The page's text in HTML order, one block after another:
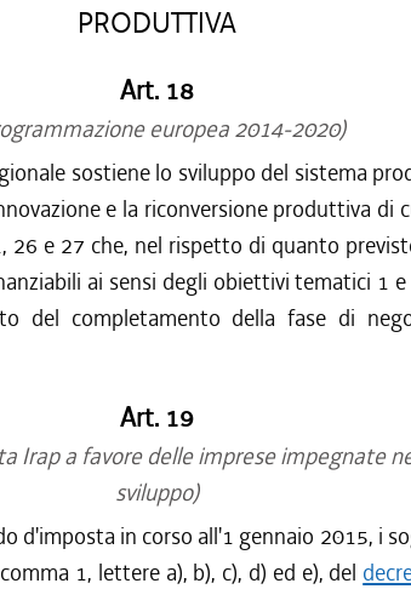
2015
2015
2015
2015
PRODUTTIVA
Art. 18
europea 2014-2020)
sostiene lo sviluppo del sistema
e la riconversione produttiva di
26 e 27 che, nel rispetto di quanto
ai sensi degli obiettivi tematici 1 e
del completamento della fase di
Art. 19
Irap a favore delle imprese impegnate
sviluppo)
d'imposta in corso all'1 gennaio 2015, i
1, lettere a), b), c), d) ed e), del